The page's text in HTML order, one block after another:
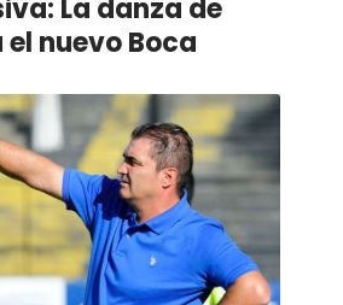
La danza de
nuevo Boca